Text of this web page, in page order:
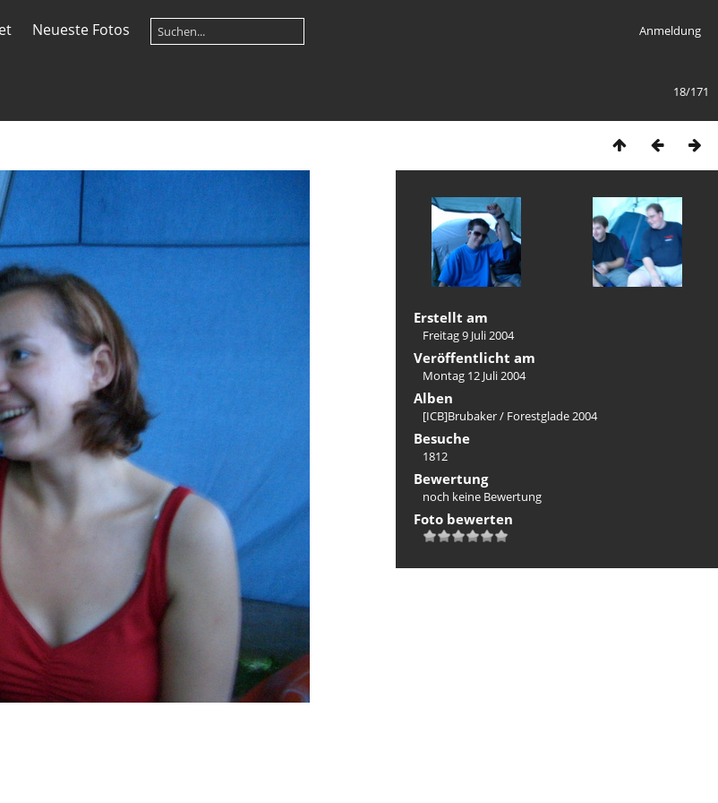
Neueste Fotos Anmeldung
18/171
Erstellt am
Freitag 9 Juli 2004
Veröffentlicht am
Montag 12 Juli 2004
Alben
[ICB]Brubaker/ Forestglade 2004
Besuche
1812
Bewertung
noch keine Bewertung
Foto bewerten